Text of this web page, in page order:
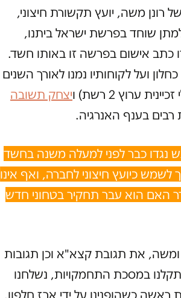
רונן משה, יועץ תקשורת חיצוני,
ב-2015 בחשד למתן שוחד בפרשת ישראל ביתנו,
הוגש נגדו כתב אישום בפרשה זו באותו חשד.
ועל לקוחותיו נמנו לאורך השנים
ערוץ 2 רשת) ו
יצחק תשובה
כבר לפני למעלה משנה בחשד
לשמש כיועץ חיצוני לחברה, ואף אינו
האם הוא עבר תחקיר בטחוני חדש
ומשה, את תגובת קצא"א וכן תגובות
במסכת התחמקויות, נשלחנו
כשהופנינו על ידי ארז חלפון,